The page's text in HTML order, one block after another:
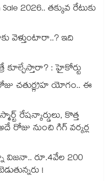
2026.. తక్కువ రేటుకు
ఇది
కూల్చేస్తారా? : హైకోర్టు
చతుర్గ్రహ యోగం.. ఈ
రేషన్కార్డులు, కొత్త
రోజు నుంచి గిగ్ వర్కర్ల
రూ.4వేల 200
!